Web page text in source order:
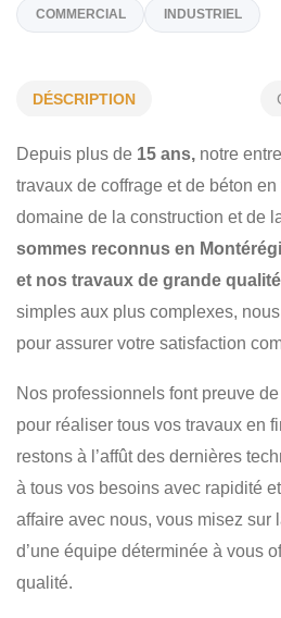
FLATTAGE DE PLANCHER DE
COULAGE
COMMERCIAL INDUSTRIEL
DÉSCRIPTION
Depuis plus de 15 ans, notre
travaux de coffrage et de béton
domaine de la construction et de
sommes reconnus en
et nos travaux de grande
simples aux plus complexes,
pour assurer votre satisfaction
Nos professionnels font preuve
pour réaliser tous vos travaux en
restons à l’affût des dernières
à tous vos besoins avec rapidité
affaire avec nous, vous misez sur
d’une équipe déterminée à vous
qualité.